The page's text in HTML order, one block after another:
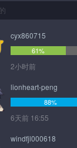
cyx860715
61%
2小时前
lionheart-peng
88%
6天前 16:55
windfjl000618